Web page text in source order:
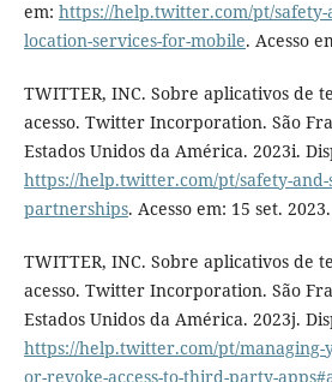
em: https://help.twitter.com/pt/
location-services-for-mobile. Acesso
TWITTER, INC. Sobre aplicativos de
acesso. Twitter Incorporation. São
Estados Unidos da América. 2023i.
https://help.twitter.com/pt/safety-
partnerships. Acesso em: 15 set. 2023.
TWITTER, INC. Sobre aplicativos de
acesso. Twitter Incorporation. São
Estados Unidos da América. 2023j.
https://help.twitter.com/pt/managing-
or-revoke-access-to-third-party-